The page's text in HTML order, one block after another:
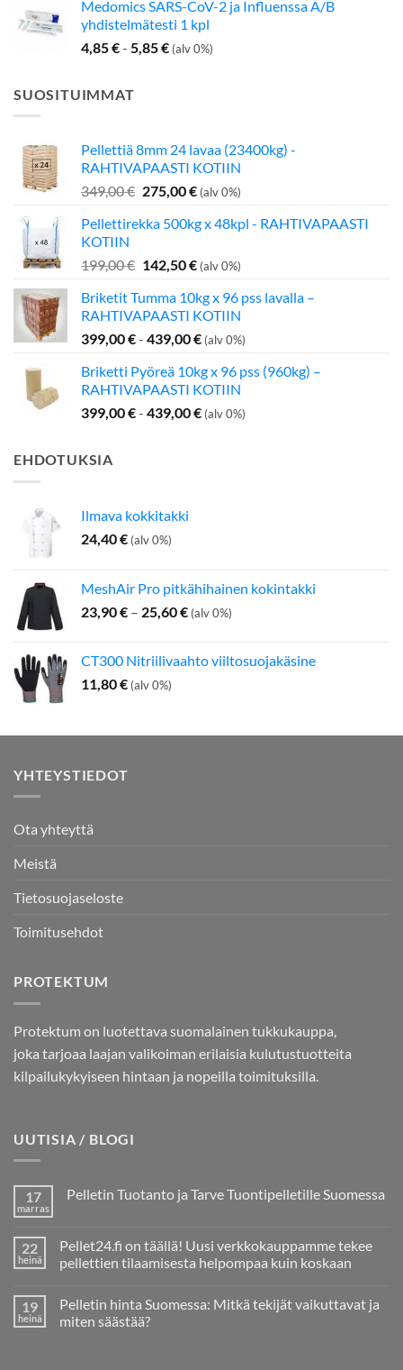
Medomics SARS-CoV-2 ja Influenssa A/B
yhdistelmätesti 1 kpl
4,85€- 5,85€ (alv 0%)
SUOSITUIMMAT
Pellettiä 8mm 24 lavaa (23400kg) -
RAHTIVAPAASTI KOTIIN
349,00€ Alkuperäinen
oli:
275,00€Nykyinen
on:
(alv 0%)
Pellettirekka 500kg x 48kpl - RAHTIVAPAASTI
KOTIIN
199,00€ Alkuperäinen
oli:
199,00 €.
142,50€Nykyinen
on:
142,50 €.
(alv 0%)
Briketit Tumma 10kg x 96 pss lavalla –
RAHTIVAPAASTI KOTIIN
399,00€- 439,00€ (alv 0%)
Briketti Pyöreä 10kg x 96 pss (960kg) –
RAHTIVAPAASTI KOTIIN
399,00€- 439,00€ (alv 0%)
EHDOTUKSIA
Ilmava kokkitakki
24,40€ (alv 0%)
MeshAir Pro pitkähihainen kokintakki
23,90€ – 25,60€Hintaluokka:
25,60 €
(alv 0%)
CT300 Nitriilivaahto viiltosuojakäsine
11,80€ (alv 0%)
YHTEYSTIEDOT
Ota yhteyttä
Meistä
Tietosuojaseloste
Toimitusehdot
PROTEKTUM
Protektum on luotettava suomalainen tukkukauppa,
joka tarjoaa laajan valikoiman erilaisia kulutustuotteita
kilpailukykyiseen hintaan ja nopeilla toimituksilla.
UUTISIA / BLOGI
17
marras
Pelletin Tuotanto ja Tarve Tuontipelletille Suomessa
Pelletin
Tuotanto
ja
Suomessa
22
heinä
Pellet24.fi on täällä! Uusi verkkokauppamme tekee
pellettien tilaamisesta helpompaa kuin koskaan
artikkeliin
Pellet24.fi
on
19
heinä
Pelletin hinta Suomessa: Mitkä tekijät vaikuttavat ja
miten säästää?